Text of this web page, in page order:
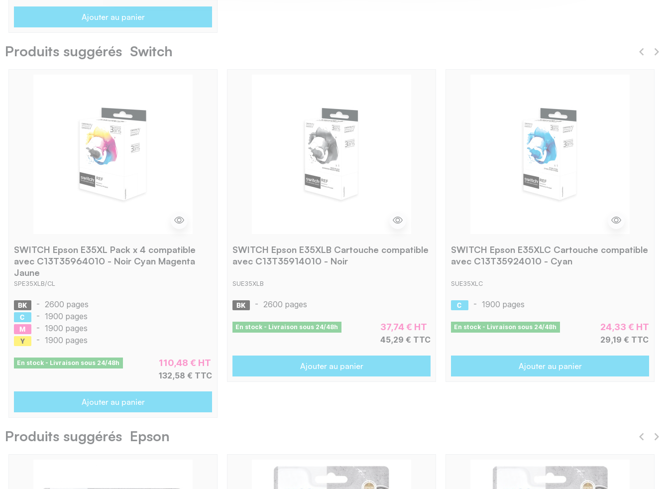
Ajouter au panier
Produits suggérés Switch
SWITCH Epson E35XL Pack x 4 compatible
avec C13T35964010 - Noir Cyan Magenta
Jaune
SPE35XLB/CL
- 2600 pages
- 1900 pages
- 1900 pages
- 1900 pages
En stock - Livraison sous 24/48h 110,48 € HT
132,58 € TTC
Ajouter au panier
SWITCH Epson E35XLB Cartouche compatible
avec C13T35914010 - Noir
SUE35XLB
- 2600 pages
En stock - Livraison sous 24/48h 37,74 € HT
45,29 € TTC
Ajouter au panier
SWITCH Epson E35XLC Cartouche compatible
avec C13T35924010 - Cyan
SUE35XLC
- 1900 pages
En stock - Livraison sous 24/48h 24,33 € HT
29,19 € TTC
Ajouter au panier
Produits suggérés Epson